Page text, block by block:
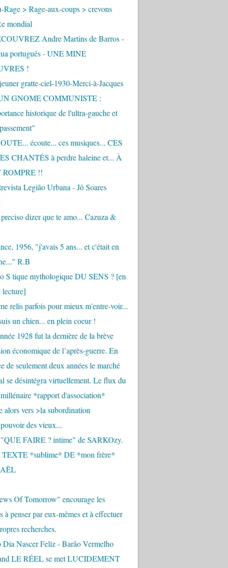
Rage > Rage-aux-coups > crevons
mondial
Andre Martins de Barros -
português - UNE MINE
!
gratte-ciel-1930-Merci-à-Jacques
GNOME COMMUNISTE :
historique de l'ultra-gauche et
écoute... ces musiques... CES
CHANTÉS à perdre haleine et... À
!!
Legião Urbana - Jô Soares
dizer que te amo... Cazuza &
1956, "j'avais 5 ans... et c'était en
R.B
S tique mythologique DU SENS ? [en
lecture]
relis parfois pour mieux m'entre-voir...
un chien... en plein coeur !
1928 fut la dernière de la brève
économique de l’après-guerre. En
de seulement deux années le marché
se désintégra virtuellement. Le flux du
*rapport d'association*
alors vers >la subordination
des vieux...
FAIRE ? intime" de SARKOzy.
TEXTE *sublime* DE *mon frère*
Of Tomorrow" encourage les
à penser par eux-mêmes et à effectuer
recherches.
Dia Nascer Feliz - Barão Vermelho
LE RÉEL se met LUCIDEMENT